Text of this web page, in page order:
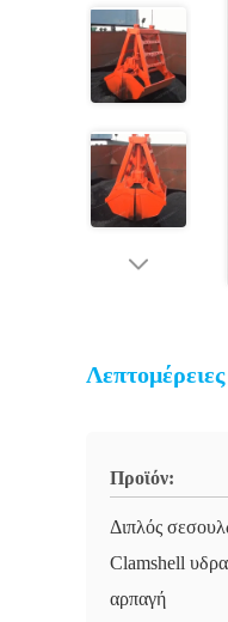
Προϊόν:
Διπλός
Clamshell
αρπαγή